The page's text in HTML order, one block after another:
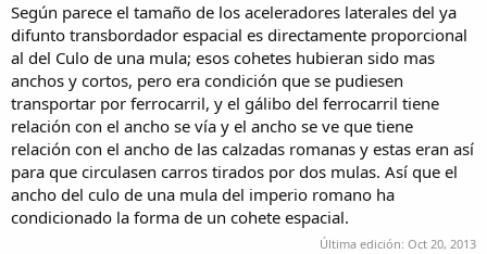
Según parece el tamaño de los aceleradores laterales del ya
difunto transbordador espacial es directamente proporcional
al del Culo de una mula; esos cohetes hubieran sido mas
anchos y cortos, pero era condición que se pudiesen
transportar por ferrocarril, y el gálibo del ferrocarril tiene
relación con el ancho se vía y el ancho se ve que tiene
relación con el ancho de las calzadas romanas y estas eran así
para que circulasen carros tirados por dos mulas. Así que el
ancho del culo de una mula del imperio romano ha
condicionado la forma de un cohete espacial.
Última edición: Oct 20, 2013